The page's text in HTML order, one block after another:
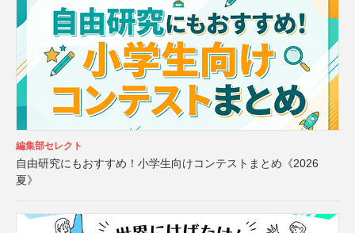
編集部セレクト
自由研究にもおすすめ！小学生向けコンテストまとめ《2026
夏》